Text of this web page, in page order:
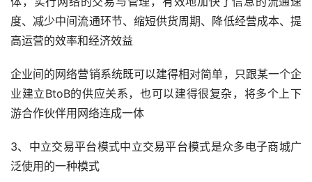
度、减少中间流通环节、缩短供货周期、降低经营成本、提
高运营的效率和经济效益
企业间的网络营销系统既可以建得相对简单，只跟某一个企
业建立BtoB的供应关系，也可以建得很复杂，将多个上下
游合作伙伴用网络连成一体
3、中立交易平台模式中立交易平台模式是众多电子商城广
泛使用的一种模式